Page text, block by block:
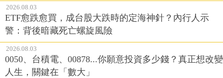
2026.08.03
ETF愈跌愈買，成台股大跌時的定海神針？內行人示
警：背後暗藏死亡螺旋風險
2026.08.03
0050、台積電、00878...你願意投資多少錢？真正想改變
人生，關鍵在「數大」